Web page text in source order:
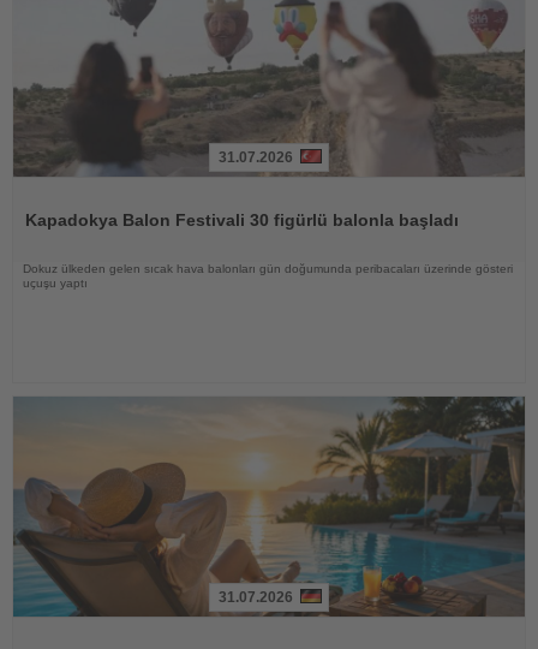
31.07.2026
Kapadokya Balon Festivali 30 figürlü balonla başladı
Dokuz ülkeden gelen sıcak hava balonları gün doğumunda peribacaları üzerinde gösteri
uçuşu yaptı
31.07.2026